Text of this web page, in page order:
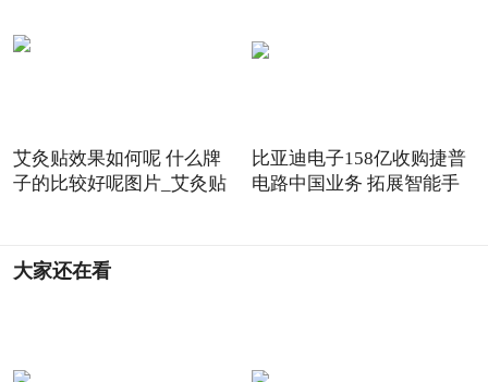
艾灸贴效果如何呢 什么牌
子的比较好呢图片_艾灸贴
比亚迪电子158亿收购捷普
电路中国业务 拓展智能手
大家还在看